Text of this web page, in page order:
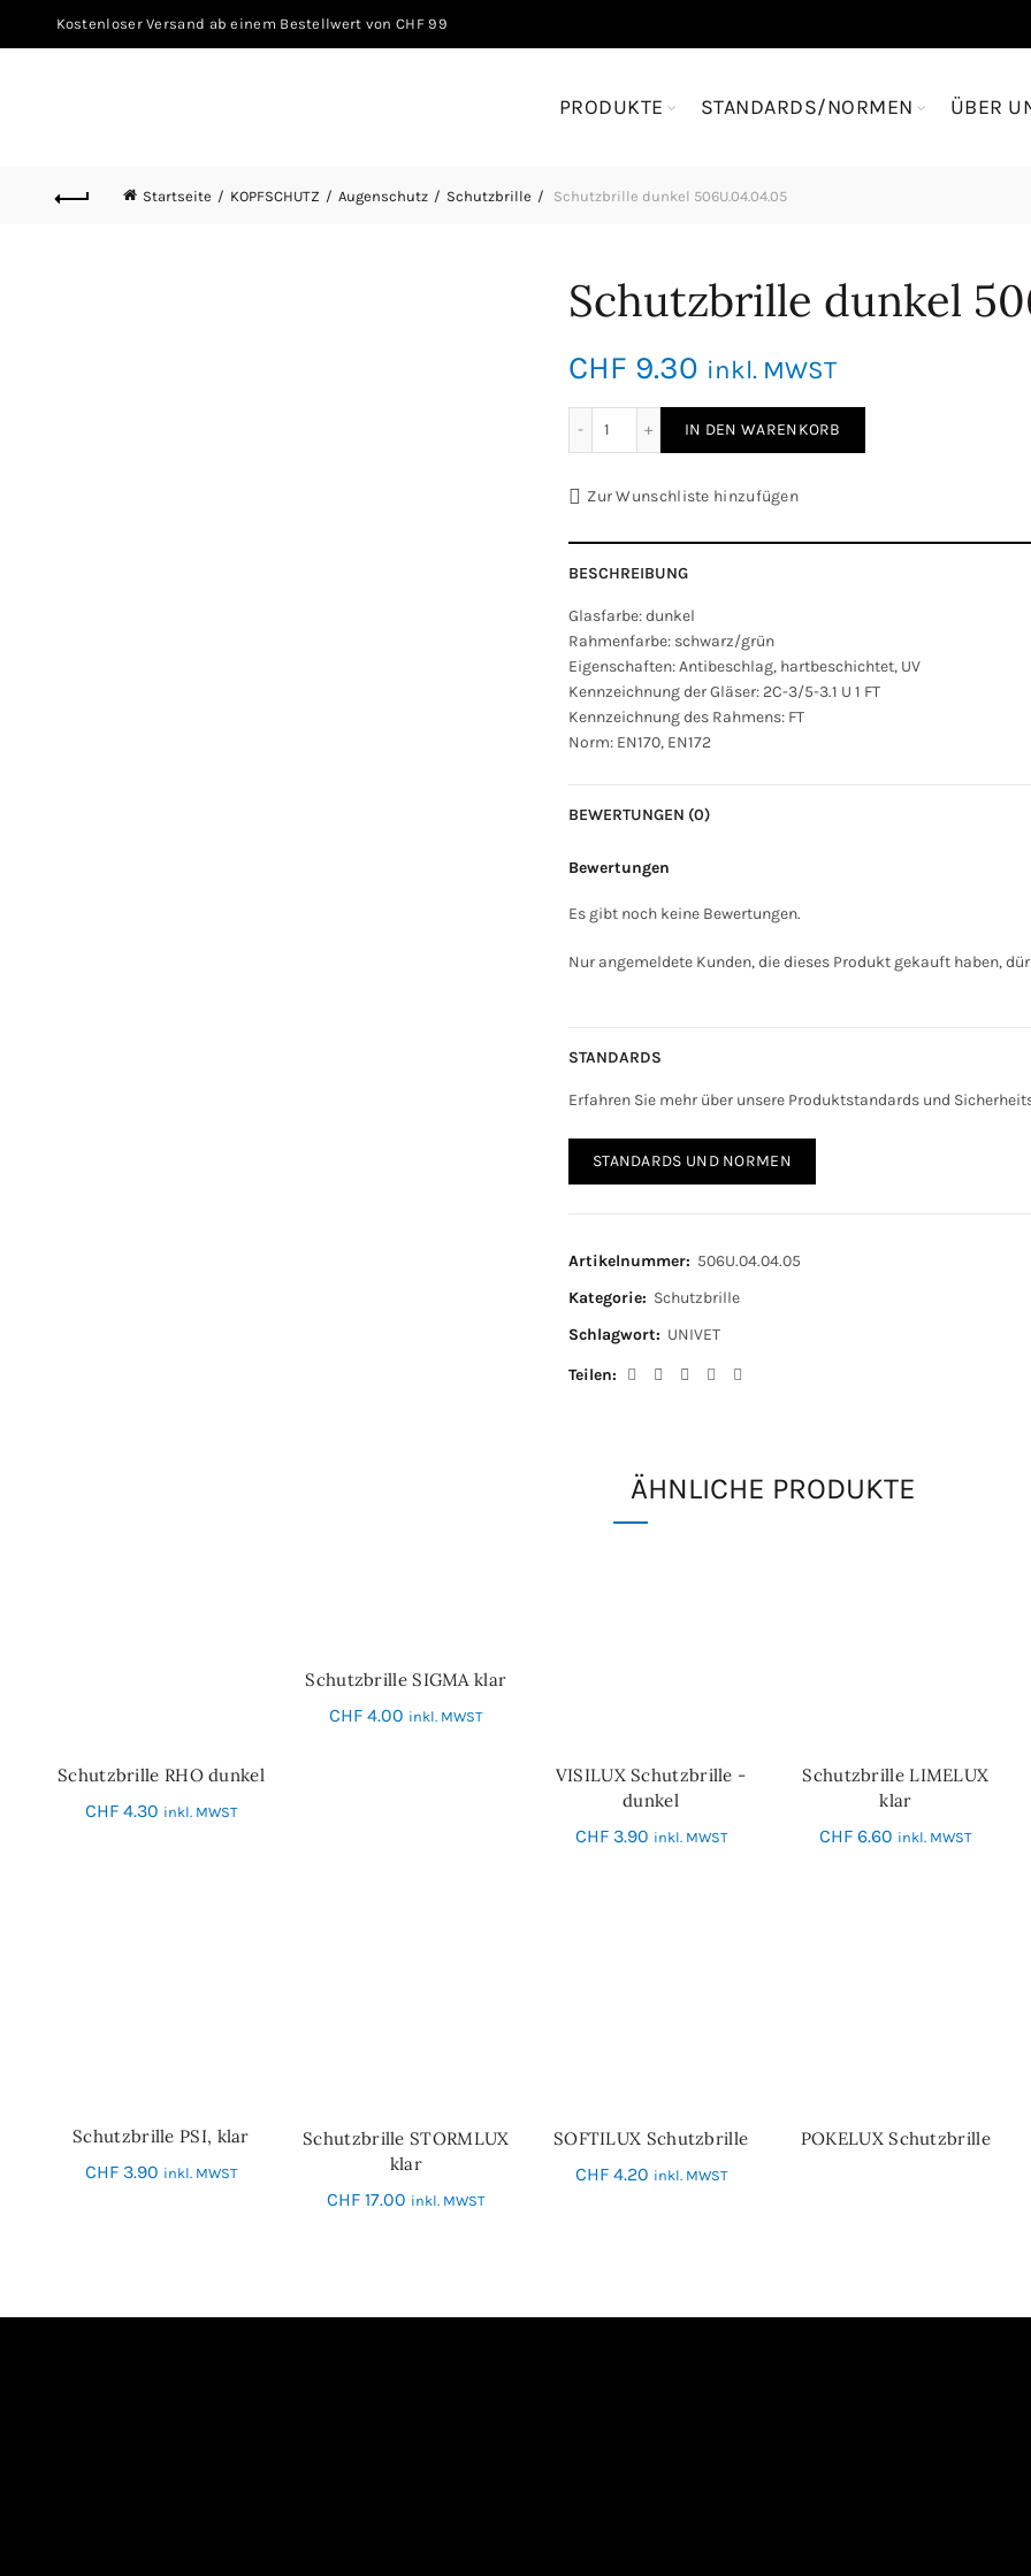
Kostenloser Versand ab einem Bestellwert von CHF 99
PRODUKTE STANDARDS/NORMEN ÜBER
Startseite KOPFSCHUTZ Augenschutz Schutzbrille Schutzbrille dunkel 506U.04.04.05
Schutzbrille dunkel
CHF 9.30 inkl. MWST
IN DEN WARENKORB
Zur Wunschliste hinzufügen
BESCHREIBUNG
Glasfarbe: dunkel
Rahmenfarbe: schwarz/grün
Eigenschaften: Antibeschlag, hartbeschichtet, UV
Kennzeichnung der Gläser: 2C-3/5-3.1 U 1 FT
Kennzeichnung des Rahmens: FT
Norm: EN170, EN172
BEWERTUNGEN (0)
Bewertungen
Es gibt noch keine Bewertungen.
Nur angemeldete Kunden, die dieses Produkt gekauft haben,
STANDARDS
Erfahren Sie mehr über unsere Produktstandards und
STANDARDS UND NORMEN
Artikelnummer: 506U.04.04.05
Kategorie: Schutzbrille
Schlagwort: UNIVET
Teilen
ÄHNLICHE PRODUKTE
IN DEN WARENKORB
Schutzbrille RHO dunkel
CHF4.30 inkl. MWST
IN DEN WARENKORB
Schutzbrille SIGMA klar
CHF 4.00 inkl. MWST
IN DEN WARENKORB
VISILUX Schutzbrille -
dunkel
CHF3.90 inkl. MWST
IN DEN WARENKORB
Schutzbrille LIMELUX
klar
CHF 6.60 inkl. MWST
IN DEN WARENKORB
Schutzbrille PSI, klar
CHF3.90 inkl. MWST
IN DEN WARENKORB
Schutzbrille STORMLUX
klar
CHF 17.00 inkl. MWST
IN DEN WARENKORB
SOFTILUX Schutzbrille
CHF4.20 inkl. MWST
WEITERLESEN
POKELUX Schutzbrille